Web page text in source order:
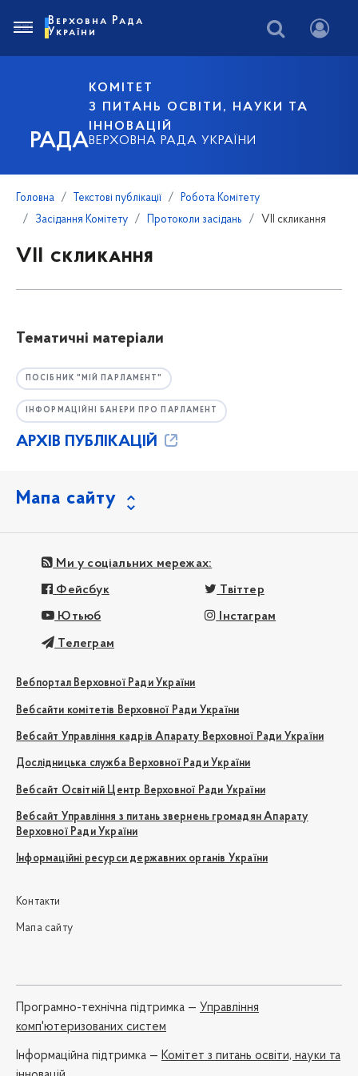
РАДА
КОМІТЕТ
З ПИТАНЬ ОСВІТИ, НАУКИ ТА
ІННОВАЦІЙ
ВЕРХОВНА РАДА УКРАЇНИ
Верховна Рада
України
Головна Текстові публікації
Робота Комітету
Засідання Комітету
Протоколи засідань VII скликання
VII скликання
Тематичні матеріали
ПОСІБНИК "МІЙ ПАРЛАМЕНТ"
ІНФОРМАЦІЙНІ БАНЕРИ ПРО ПАРЛАМЕНТ
АРХІВ ПУБЛІКАЦІЙ
Мапа сайту
Ми у соціальних мережах:
Фейсбук Твіттер
Ютьюб Інстаграм
Телеграм
Вебпортал Верховної Ради України
Вебсайти комітетів Верховної Ради України
Вебсайт Управління кадрів Апарату Верховної Ради України
Дослідницька служба Верховної Ради України
Вебсайт Освітній Центр Верховної Ради України
Вебсайт Управління з питань звернень громадян Апарату
Верховної Ради України
Інформаційні ресурси державних органів України
Контакти
Мапа сайту
Програмно-технічна підтримка — Управління
комп'ютеризованих систем
Iнформаційна підтримка — Комітет з питань освіти, науки та